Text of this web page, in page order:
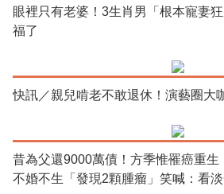
眼裡只有老婆！3生肖男「根本寵妻
福了
快訊／親兒啃老不敢退休！演藝圈大
昔為父還9000萬債！方季惟罹癌重
不婚不生「發現2顆腫瘤」笑喊：看